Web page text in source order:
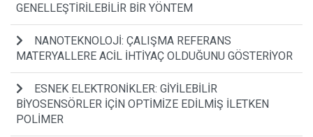
GENELLEŞTİRİLEBİLİR BİR YÖNTEM
NANOTEKNOLOJİ: ÇALIŞMA REFERANS
MATERYALLERE ACİL İHTİYAÇ OLDUĞUNU GÖSTERİYOR
ESNEK ELEKTRONİKLER: GİYİLEBİLİR
BİYOSENSÖRLER İÇİN OPTİMİZE EDİLMİŞ İLETKEN
POLİMER